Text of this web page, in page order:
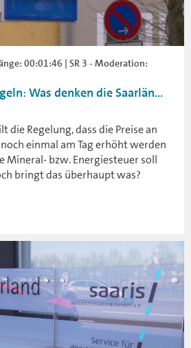
00:01:46 | SR 3 - Moderation:
Was denken die Saarlän...
die Regelung, dass die Preise an
einmal am Tag erhöht werden
Mineral- bzw. Energiesteuer soll
bringt das überhaupt was?